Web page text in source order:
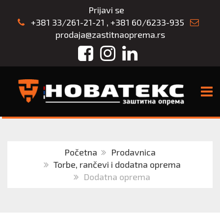
Prijavi se
+381 33/261-21-21 , +381 60/6233-935
prodaja@zastitnaoprema.rs
FacebookInstagram
LinkedIn
Početna
Prodavnica
Torbe, rančevi i dodatna oprema
Dodatna oprema